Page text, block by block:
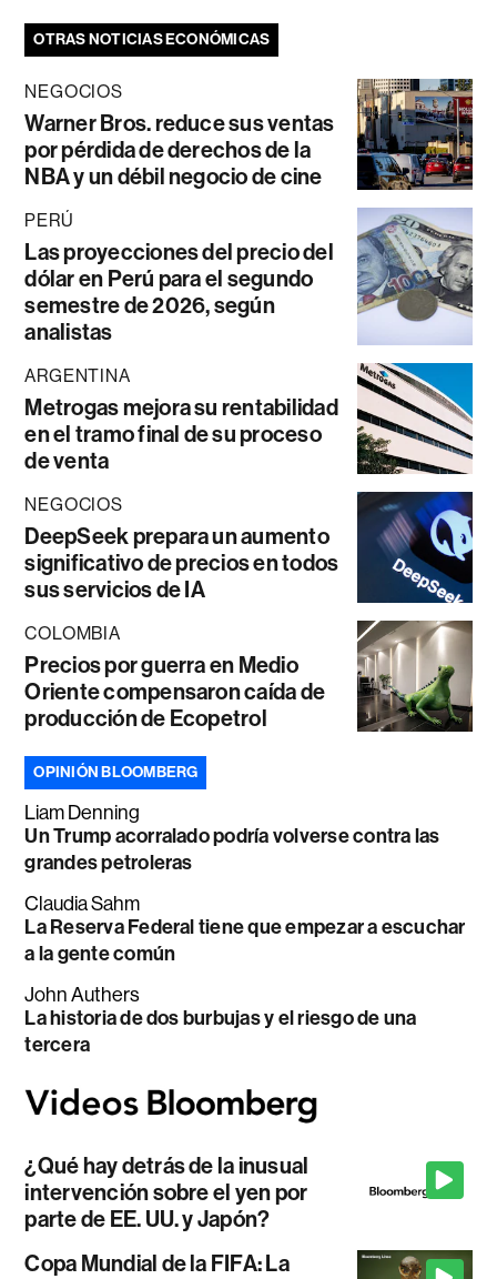
OTRAS NOTICIAS ECONÓMICAS
NEGOCIOS
Warner Bros. reduce sus ventas
por pérdida de derechos de la
NBA y un débil negocio de cine
PERÚ
Las proyecciones del precio del
dólar en Perú para el segundo
semestre de 2026, según
analistas
ARGENTINA
Metrogas mejora su rentabilidad
en el tramo final de su proceso
de venta
NEGOCIOS
DeepSeek prepara un aumento
significativo de precios en todos
sus servicios de IA
COLOMBIA
Precios por guerra en Medio
Oriente compensaron caída de
producción de Ecopetrol
OPINIÓN BLOOMBERG
Liam Denning
Un Trump acorralado podría volverse contra las
grandes petroleras
Claudia Sahm
La Reserva Federal tiene que empezar a escuchar
a la gente común
John Authers
La historia de dos burbujas y el riesgo de una
tercera
¿Qué hay detrás de la inusual
intervención sobre el yen por
parte de EE. UU. y Japón?
Copa Mundial de la FIFA: La